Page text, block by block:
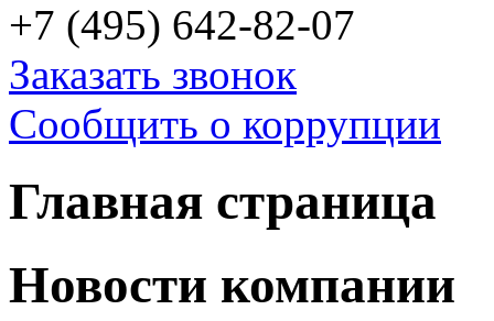
+7 (495) 642-82-07
Заказать звонок
Сообщить о коррупции
Главная страница
Новости компании